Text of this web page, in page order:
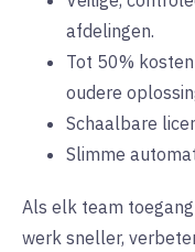
afdelingen.
Tot 50%
oudere
Schaalbare
Slimme
Als elk team
werk sneller,